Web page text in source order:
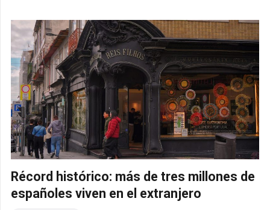
Récord histórico: más de tres millones de
españoles viven en el extranjero